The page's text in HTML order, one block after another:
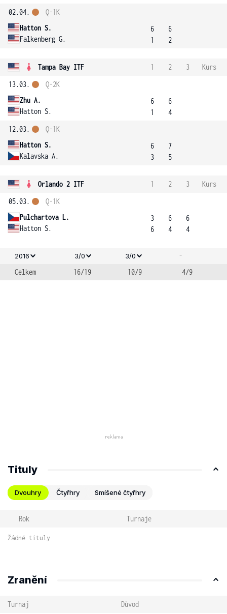
02.04.
Hatton S.
Falkenberg G.
Q-1K
6
1
6
2
Tampa Bay ITF 1 2 3
Kurs
13.03.
Zhu A.
Hatton S.
Q-2K
6
1
6
4
12.03.
Hatton S.
Kalavska A.
Q-1K
6
3
7
5
Orlando 2 ITF 1 2 3
Kurs
05.03.
Pulchartova L.
Hatton S.
Q-1K
3
6
6
4
6
4
2016 3/0 3/0
-
Celkem
16/19 10/9 4/9
Tituly
Dvouhry Čtyřhry Smíšené čtyřhry
Rok Turnaje
Žádné tituly
Zranění
Turnaj Důvod